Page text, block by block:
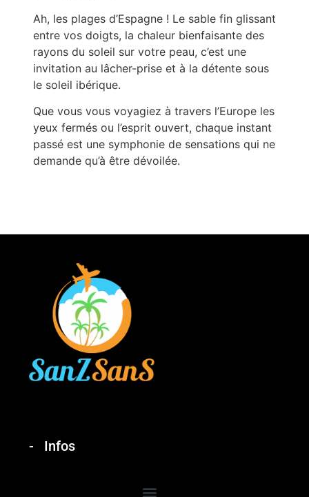
Ah, les plages d’Espagne ! Le sable fin glissant
entre vos doigts, la chaleur bienfaisante des
rayons du soleil sur votre peau, c’est une
invitation au lâcher-prise et à la détente sous
le soleil ibérique.
Que vous vous voyagiez à travers l’Europe les
yeux fermés ou l’esprit ouvert, chaque instant
passé est une symphonie de sensations qui ne
demande qu’à être dévoilée.
Infos